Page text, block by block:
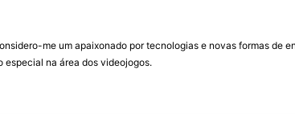
me um apaixonado por tecnologias e novas formas de
especial na área dos videojogos.